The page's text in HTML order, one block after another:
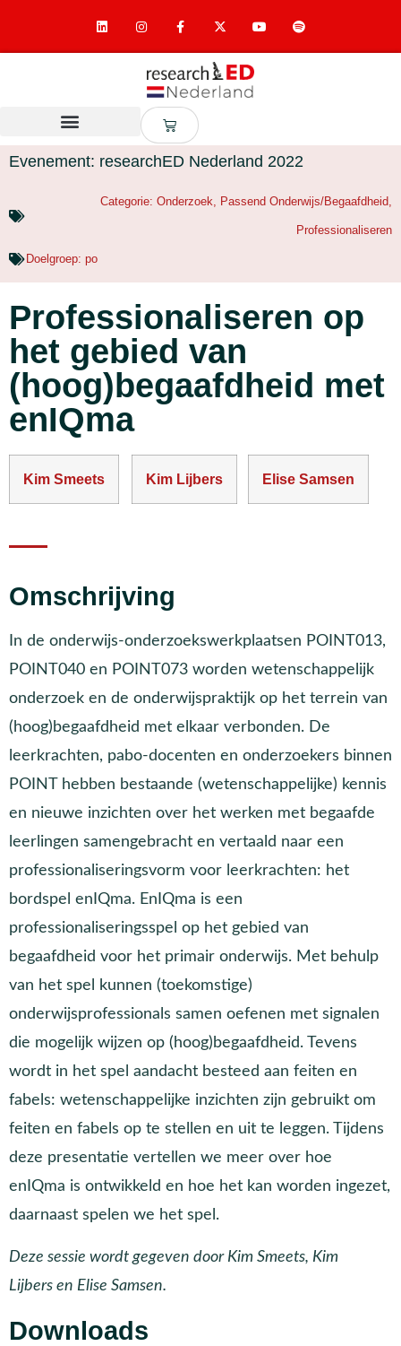
Evenement: researchED Nederland 2022
Categorie: Onderzoek Passend Onderwijs/Begaafdheid
Professionaliseren
Doelgroep: po
Professionaliseren op
het gebied van
(hoog)begaafdheid met
enIQma
Kim Smeets Kim Lijbers Elise Samsen
Omschrijving
In de onderwijs-onderzoekswerkplaatsen POINT013,
POINT040 en POINT073 worden wetenschappelijk
onderzoek en de onderwijspraktijk op het terrein van
(hoog)begaafdheid met elkaar verbonden. De
leerkrachten, pabo-docenten en onderzoekers binnen
POINT hebben bestaande (wetenschappelijke) kennis
en nieuwe inzichten over het werken met begaafde
leerlingen samengebracht en vertaald naar een
professionaliseringsvorm voor leerkrachten: het
bordspel enIQma. EnIQma is een
professionaliseringsspel op het gebied van
begaafdheid voor het primair onderwijs. Met behulp
van het spel kunnen (toekomstige)
onderwijsprofessionals samen oefenen met signalen
die mogelijk wijzen op (hoog)begaafdheid. Tevens
wordt in het spel aandacht besteed aan feiten en
fabels: wetenschappelijke inzichten zijn gebruikt om
feiten en fabels op te stellen en uit te leggen. Tijdens
deze presentatie vertellen we meer over hoe
enIQma is ontwikkeld en hoe het kan worden ingezet,
daarnaast spelen we het spel.
Deze sessie wordt gegeven door Kim Smeets, Kim
Lijbers en Elise Samsen.
Downloads